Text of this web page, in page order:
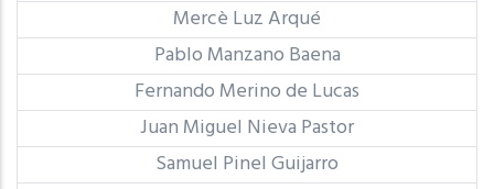
Mercè Luz Arqué
Pablo Manzano Baena
Fernando Merino de Lucas
Juan Miguel Nieva Pastor
Samuel Pinel Guijarro